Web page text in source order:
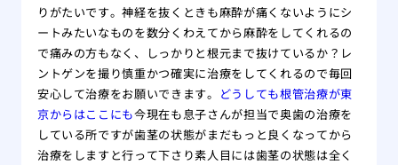
りがたいです。神経を抜くときも麻酔が痛くないようにシ
ートみたいなものを数分くわえてから麻酔をしてくれるの
で痛みの方もなく、しっかりと根元まで抜けているか？レ
ントゲンを撮り慎重かつ確実に治療をしてくれるので毎回
安心して治療をお願いできます。 どうしても根管治療が東
京からはここにも今現在も息子さんが担当で奥歯の治療を
している所ですが歯茎の状態がまだもっと良くなってから
治療をしますと行って下さり素人目には歯茎の状態は全く